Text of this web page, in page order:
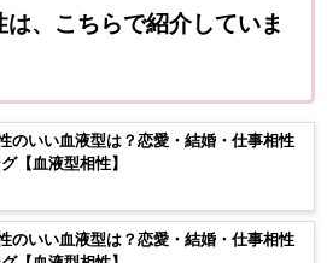
、こちらで紹介していま
のいい血液型は？恋愛・結婚・仕事相性
【血液型相性】
のいい血液型は？恋愛・結婚・仕事相性